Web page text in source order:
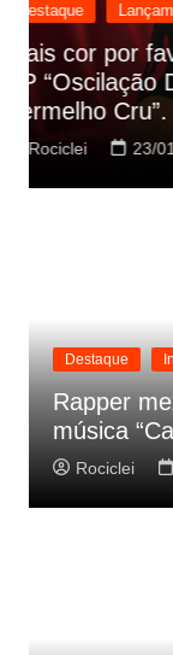
Destaque
Rashid vai
música
Rociclei
Destaque
Rapper
música
Rociclei